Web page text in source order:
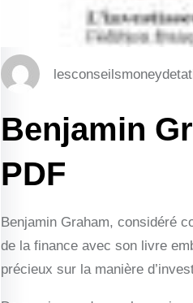
Benjamin
PDF
Benjamin Graham, considéré
de la finance avec son livre
précieux sur la manière